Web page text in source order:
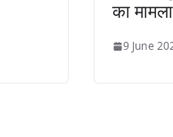
का मामला
9 June